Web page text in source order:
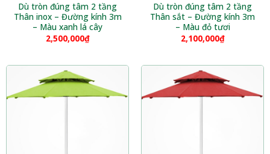
Dù tròn đúng tâm 2 tầng
Thân inox – Đường kính 3m
– Màu xanh lá cây
2,500,000₫
Dù tròn đúng tâm 2 tầng
Thân sắt – Đường kính 3m
– Màu đỏ tươi
2,100,000₫